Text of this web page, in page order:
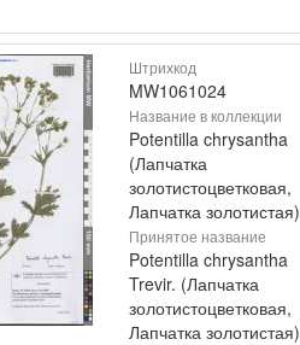
Штрихкод
MW1061024
Название в коллекции
Potentilla chrysantha
(Лапчатка
золотистоцветковая,
Лапчатка золотистая)
Принятое название
Potentilla chrysantha
Trevir. (Лапчатка
золотистоцветковая,
Лапчатка золотистая)